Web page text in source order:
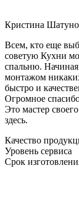
Кристина
Всем, кто еще
советую Кухни
спальню. Начиная
монтажом
быстро и
Огромное
Это мастер
здесь.
Качество
Уровень сервиса
Срок